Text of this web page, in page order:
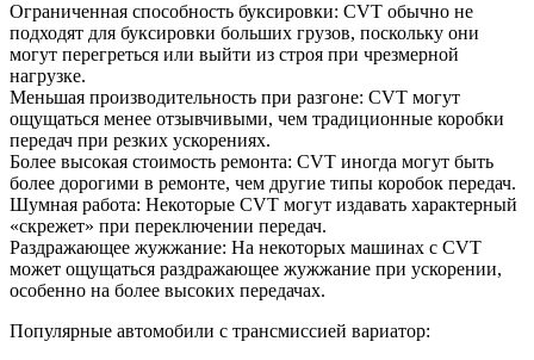
Ограниченная способность буксировки: CVT обычно не
подходят для буксировки больших грузов, поскольку они
могут перегреться или выйти из строя при чрезмерной
нагрузке.
Меньшая производительность при разгоне: CVT могут
ощущаться менее отзывчивыми, чем традиционные коробки
передач при резких ускорениях.
Более высокая стоимость ремонта: CVT иногда могут быть
более дорогими в ремонте, чем другие типы коробок передач.
Шумная работа: Некоторые CVT могут издавать характерный
«скрежет» при переключении передач.
Раздражающее жужжание: На некоторых машинах с CVT
может ощущаться раздражающее жужжание при ускорении,
особенно на более высоких передачах.
Популярные автомобили с трансмиссией вариатор: